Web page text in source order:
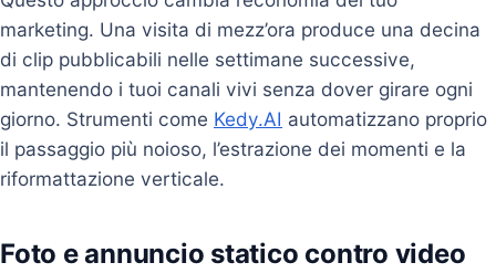
marketing. Una visita di mezz’ora produce una decina
di clip pubblicabili nelle settimane successive,
mantenendo i tuoi canali vivi senza dover girare ogni
giorno. Strumenti come Kedy.AI automatizzano proprio
il passaggio più noioso, l’estrazione dei momenti e la
riformattazione verticale.
Foto e annuncio statico contro video